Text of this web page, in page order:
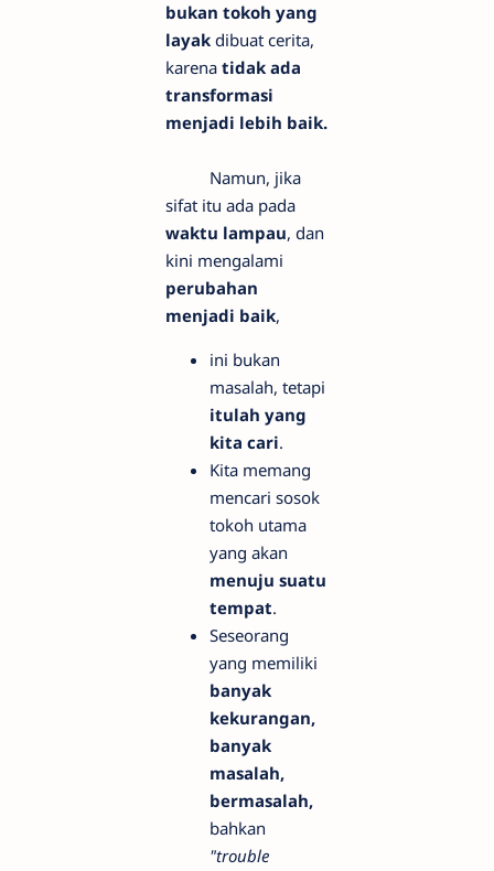
bukan tokoh yang
layak dibuat cerita,
karena tidak ada
transformasi
menjadi lebih baik.
Namun, jika
sifat itu ada pada
waktu lampau, dan
kini mengalami
perubahan
menjadi baik,
ini bukan
masalah, tetapi
itulah yang
kita cari.
Kita memang
mencari sosok
tokoh utama
yang akan
menuju suatu
tempat.
Seseorang
yang memiliki
banyak
kekurangan,
banyak
masalah,
bermasalah,
bahkan
"trouble